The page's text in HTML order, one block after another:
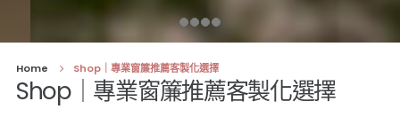
Home Shop｜專業窗簾推薦客製化選擇
Shop｜專業窗簾推薦客製化選擇